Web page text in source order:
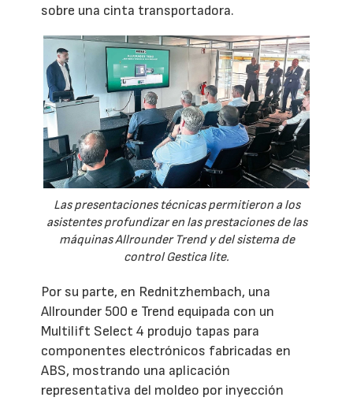
sobre una cinta transportadora.
Las presentaciones técnicas permitieron a los
asistentes profundizar en las prestaciones de las
máquinas Allrounder Trend y del sistema de
control Gestica lite.
Por su parte, en Rednitzhembach, una
Allrounder 500 e Trend equipada con un
Multilift Select 4 produjo tapas para
componentes electrónicos fabricadas en
ABS, mostrando una aplicación
representativa del moldeo por inyección